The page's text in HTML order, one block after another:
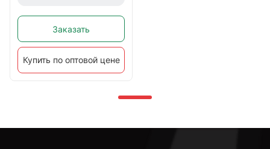
Заказать
Купить по оптовой цене